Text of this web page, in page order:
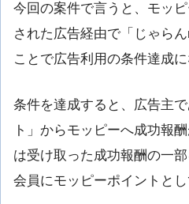
今回の案件で言うと、モッ
された広告経由で「じゃら
ことで広告利用の条件達成に
条件を達成すると、広告主
ト」からモッピーへ成功報
は受け取った成功報酬の一
会員にモッピーポイントとし